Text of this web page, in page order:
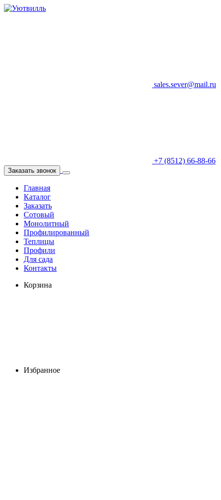
sales.sever@mail.ru
+7 (8512) 66-88-66
Заказать звонок
Главная
Каталог
Заказать
Сотовый
Монолитный
Профилированный
Теплицы
Профили
Для сада
Контакты
Корзина
Избранное